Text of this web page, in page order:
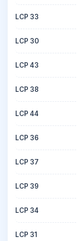
LCP 33
LCP 30
LCP 43
LCP 38
LCP 44
LCP 36
LCP 37
LCP 39
LCP 34
LCP 31